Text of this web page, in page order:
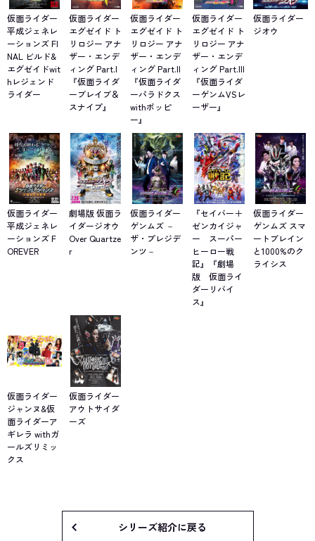
仮面ライダー
平成ジェネレ
ーションズ FI
NAL ビルド&
エグゼイドwit
hレジェンド
ライダー
仮面ライダー
エグゼイド ト
リロジー アナ
ザー・エンデ
ィング Part.I
『仮面ライダ
ーブレイブ＆
スナイプ』
仮面ライダー
エグゼイド ト
リロジー アナ
ザー・エンデ
ィング Part.II
『仮面ライダ
ーパラドクス
withポッピ
ー』
仮面ライダー
エグゼイド ト
リロジー アナ
ザー・エンデ
ィング Part.III
『仮面ライダ
ーゲンムVSレ
ーザー』
仮面ライダー
ジオウ
仮面ライダー
平成ジェネレ
ーションズ F
OREVER
劇場版 仮面ラ
イダージオウ
Over Quartze
r
仮面ライダー
ゲンムズ －
ザ・プレジデ
ンツ－
『セイバー＋
ゼンカイジャ
ー スーパー
ヒーロー戦
記』『劇場
版 仮面ライ
ダーリバイ
ス』
仮面ライダー
ゲンムズ スマ
ートブレイン
と1000%のク
ライシス
仮面ライダー
ジャンヌ&仮
面ライダーア
ギレラ withガ
ールズリミッ
クス
仮面ライダー
アウトサイダ
ーズ
シリーズ紹介に戻る